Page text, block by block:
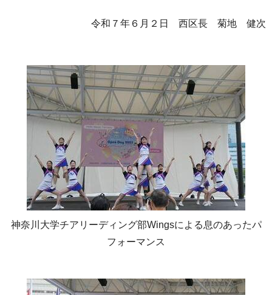
令和７年６月２日 西区長 菊地 健次
神奈川大学チアリーディング部Wingsによる息のあったパ
フォーマンス